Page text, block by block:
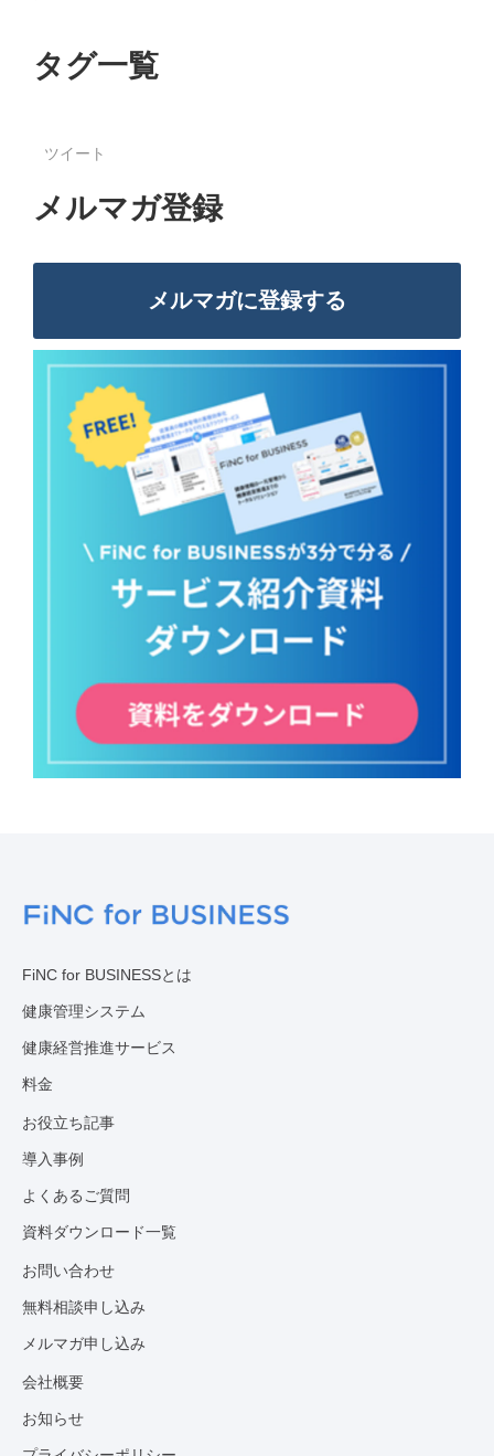
タグ一覧
ツイート
メルマガ登録
メルマガに登録する
FiNC for BUSINESSとは
健康管理システム
健康経営推進サービス
料金
お役立ち記事
導入事例
よくあるご質問
資料ダウンロード一覧
お問い合わせ
無料相談申し込み
メルマガ申し込み
会社概要
お知らせ